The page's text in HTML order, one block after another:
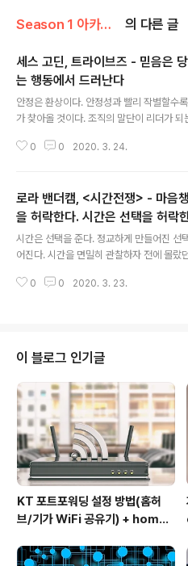
Season 1 아카이브 의 다른 글
세스 고딘, 트라이브즈 - 믿음은
는 행동에서 드러난다
안정은 환상이다. 안정성과 빨리 작별할수
가 찾아올 것이다. 조직의 말단이 리더가 되
러나 권한은 필수가 아니다. 오히려 권한이
면, 조직의 모든 자리는 결국 그 일을 잘하지
로 채워지게 될 것이다. 언급할 만한 것들을
이 무관심보다 낫다. 실패에 대한 두려움은
다. 사람들이 정말 두려워하는 것은 실패가
지는 것이라면, 그 나쁜 감정을 실제로 가치
0 0 2020. 3. 24.
로라 밴더캠, <시간전쟁> - 마음
을 허락한다. 시간은 선택을 허락
자유로 이어진다
시간은 선택을 준다. 정교하게 만들어진 선
어진다. 시간을 면밀히 관찰하자 전에 몰랐
던 것이다. 다행히 진실이 곧 해방을 뜻하듯,
아무리 바빠도 흥미롭고 의미있는 일들을 재
는 여유가 생기기 때문이다. 누구나 변명을
당한 변명일 때는 더 그렇다. 하지만 지구
에는 Y 를 직면해도 X 를 하는 사람이 늘 존
우리는 우리에게 할당된 대지를 24시간 평
하면 주어진 것을 가..
0 0 2020. 3. 23.
이 블로그 인기글
KT 포트포워딩 설정 방법(홈허
브/기가 WiFi 공유기) + homeh